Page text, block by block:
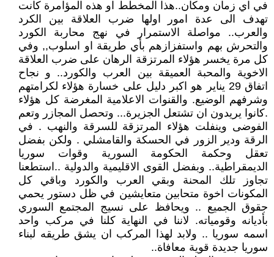
في اي زمان ومكان..هذا المخطط او هذه المؤامرة كانت
تهدف الى عدة امور اولها ضرب العلاقة بين الكرد
والعرب.. مواصلة الاستمرار في نهج محاربة الكورد
والتحرش بهم واستفزازهم بأي طريقة او اسلوب,, وفي
كل مرة يخسر هؤلاء المرتزقة الرهان على ضرب العلاقة
الاخوية والمحبة العميقة بين العرب والكورد.. و نجاح
اتفاق 29 يناير هو اكبر دليل على خسارة هؤلاء لكرامتهم
وشرفهم الوضيع. والقنوات الاعلامية المغرضة كل هؤلاء
.كانوا يريدون ان تشتعل الجزيرة... وتحصل المجازر وتعم
الفوضى وينفلت هؤلاء المرتزقة للسرقة والنهب . في
الرقة ودير الزور في الحسكة والقامشلي . ولكن بفضل
تعقل وحكمة الحكومة السورية وقوات سوريا
الديمقراطية.. وبفضل القوى الاقليمية والدولية ..استطعنا
تجاوز تلك المحنة وبقي العرب والكورد وباقي كل
المكونات اخوة متحابين متعايشين في ظل دستور يحمي
جقوق الجميع .. ويحافظ على نسيج المجتمع السوري
بأديانه وقومياته. لاننا في النهاية كلنا في مركب واحد
اسمه سوريا .. ولابد لهذا المركب ان يشق طريقه لبناء
سوريا جديدة قوية معافاة..